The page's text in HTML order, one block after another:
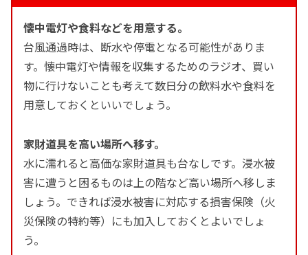
懐中電灯や食料などを用意する。
台風通過時は、断水や停電となる可能性がありま
す。懐中電灯や情報を収集するためのラジオ、買い
物に行けないことも考えて数日分の飲料水や食料を
用意しておくといいでしょう。
家財道具を高い場所へ移す。
水に濡れると高価な家財道具も台なしです。浸水被
害に遭うと困るものは上の階など高い場所へ移しま
しょう。できれば浸水被害に対応する損害保険（火
災保険の特約等）にも加入しておくとよいでしょ
う。